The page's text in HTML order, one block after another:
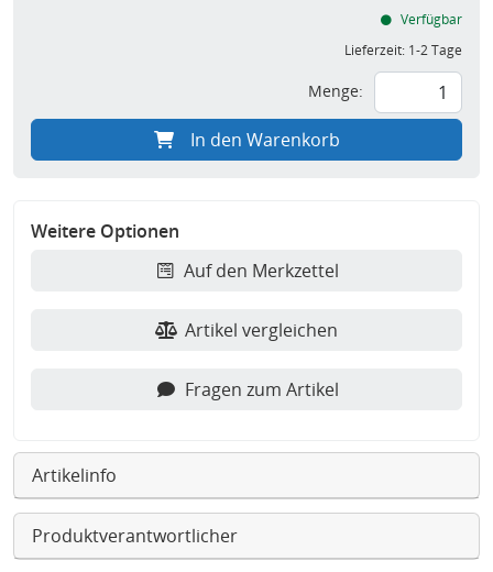
Verfügbar
Lieferzeit: 1-2 Tage
Menge:
In den Warenkorb
Weitere Optionen
Auf den Merkzettel
Artikel vergleichen
Fragen zum Artikel
Artikelinfo
Produktverantwortlicher